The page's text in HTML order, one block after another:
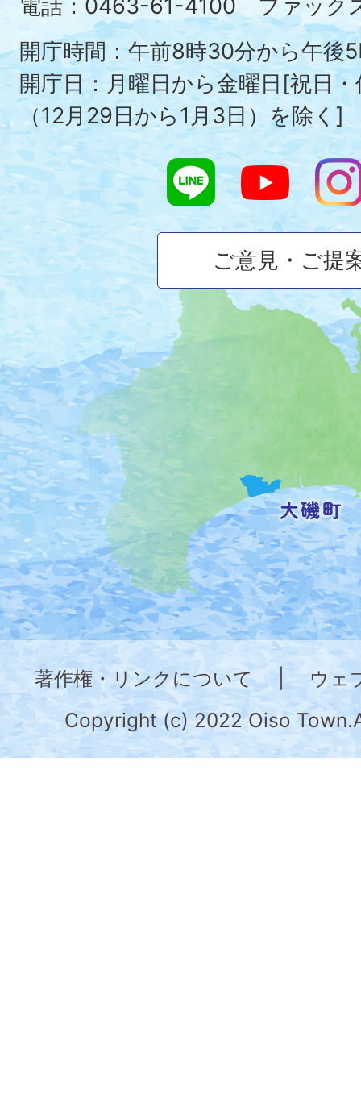
磯
町
の
位
置
を
記
し
た
地
図。
神
奈
川
県
の
電話：0463-61-4100 ファック
開庁時間：午前8時30分から午後
開庁日：月曜日から金曜日[祝日
（12月29日から1月3日）を除く]
ご意見・ご提
著作権・リンクについて
ウェ
Copyright (c) 2022 Oiso